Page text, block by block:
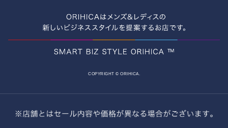
COPYRIGHT © ORIHICA.